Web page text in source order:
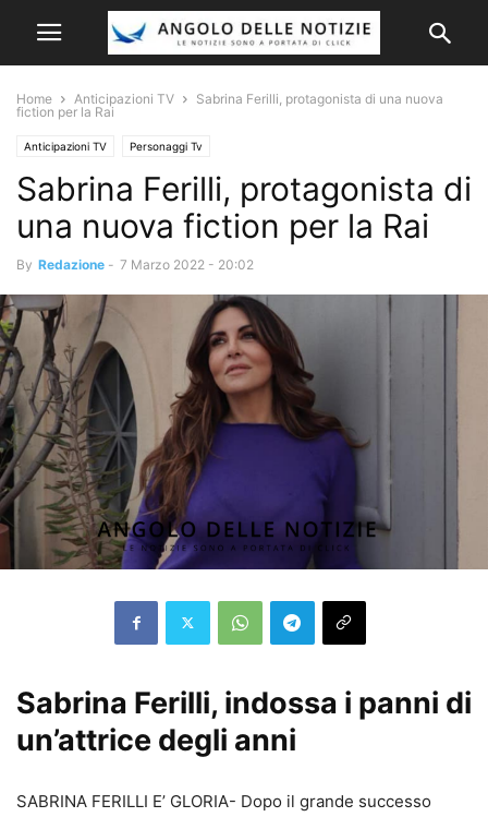
Home Anticipazioni TV
Sabrina Ferilli, protagonista di una nuova
fiction per la Rai
Anticipazioni TV Personaggi Tv
Sabrina Ferilli, protagonista di
una nuova fiction per la Rai
By Redazione - 7 Marzo 2022 - 20:02
Sabrina Ferilli, indossa i panni di
un’attrice degli anni
SABRINA FERILLI E’ GLORIA- Dopo il grande successo